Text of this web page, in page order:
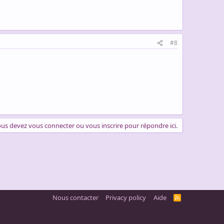
#8
devez vous connecter ou vous inscrire pour répondre ici.
Nous contacter Privacy policy Aide
R